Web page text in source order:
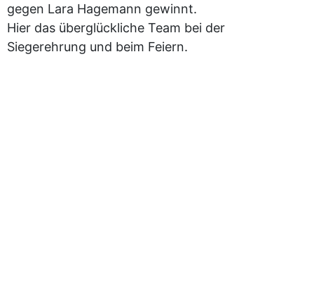
gegen Lara Hagemann gewinnt.
Hier das überglückliche Team bei der
Siegerehrung und beim Feiern.